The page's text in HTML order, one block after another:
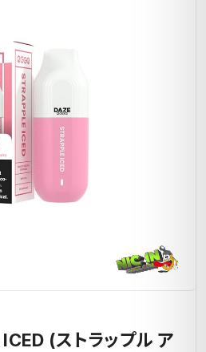
(ストラップル ア